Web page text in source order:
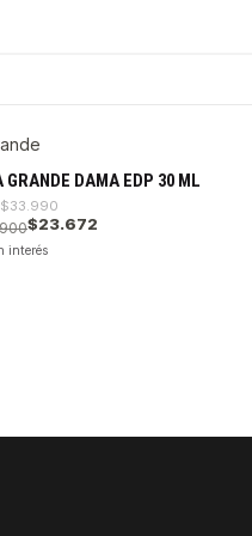
DAMA EDP 30 ML
$33.990
$23.672
interés